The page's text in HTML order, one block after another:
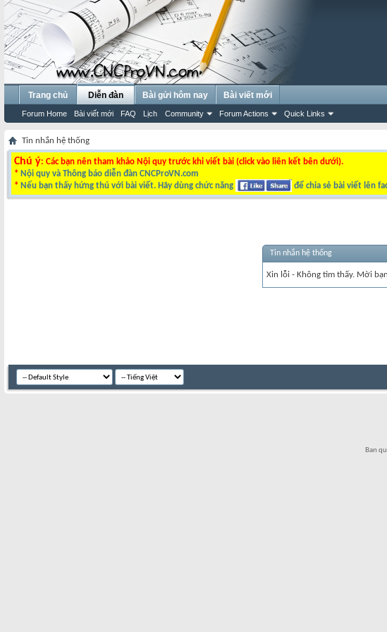
Trang chủ Diễn đàn
Forum Home Bài viết mới FAQ Lịch Community Forum Actions Quick Links
Bài gửi hôm nay Bài viết mới
Tin nhắn hệ thống
Chú ý: Các bạn nên tham khảo Nội quy trước khi viết bài (click vào liên kết bên dưới).
* Nội quy và Thông báo diễn đàn CNCProVN.com
* Nếu bạn thấy hứng thú với bài viết. Hãy dùng chức năng để chia sẻ bài viết lên
Tin nhắn hệ thống
Xin lỗi - Không tìm thấy. Mời
Ban